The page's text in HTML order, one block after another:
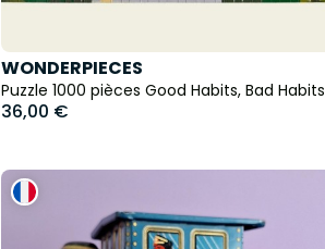
WONDERPIECES
Puzzle 1000 pièces Good Habits, Bad Habits
36,00 €